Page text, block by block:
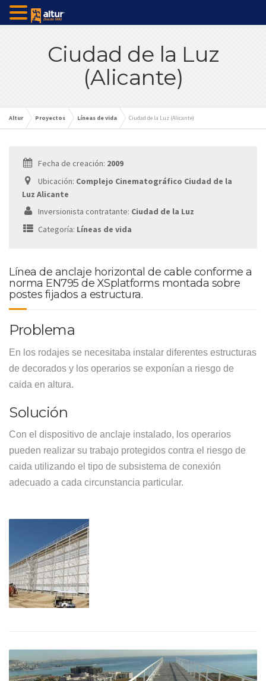
Ciudad de la Luz
(Alicante)
Altur Proyectos Líneas de vida Ciudad de la Luz (Alicante)
Fecha de creación: 2009
Ubicación: Complejo Cinematográfico Ciudad de la
Luz Alicante
Inversionista contratante: Ciudad de la Luz
Categoría: Líneas de vida
Línea de anclaje horizontal de cable conforme a
norma EN795 de XSplatforms montada sobre
postes fijados a estructura.
Problema
En los rodajes se necesitaba instalar diferentes estructuras
de decorados y los operarios se exponían a riesgo de
caida en altura.
Solución
Con el dispositivo de anclaje instalado, los operarios
pueden realizar su trabajo protegidos contra el riesgo de
caida utilizando el tipo de subsistema de conexión
adecuado a cada circunstancia particular.